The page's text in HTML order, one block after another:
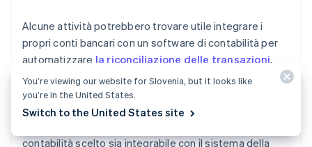
Alcune attività potrebbero trovare utile integrare i
propri conti bancari con un software di contabilità per
automatizzare la riconciliazione delle transazioni,
facilitare il tracciamento in tempo reale del flusso di
cassa e mantenere registrazioni finanziarie accurate.
Prima di impegnarsi nell'acquisto di un prodotto,
contabilità scelto sia integrabile con il sistema della
You’re viewing our website for Slovenia, but it looks like
you’re in the United States.
Switch to the United States site